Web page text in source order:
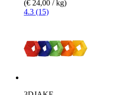
(€ 24,00 / kg)
4.3 (15)